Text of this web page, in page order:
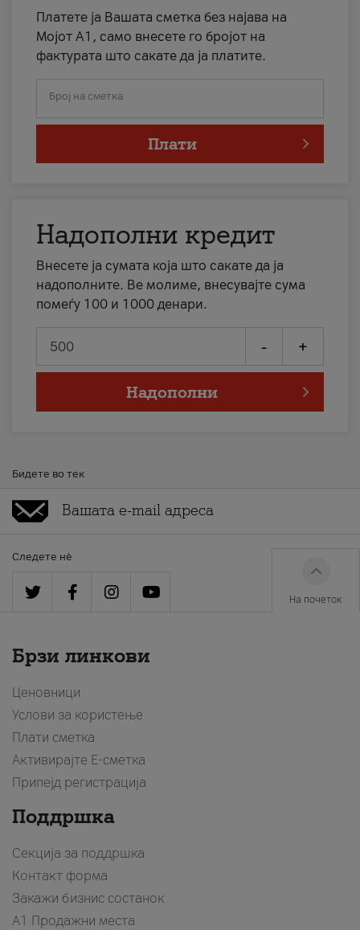
Платете ја Вашата сметка без најава на
Мојот А1, само внесете го бројот на
фактурата што сакате да ја платите.
Број на сметка
Плати
Надополни кредит
Внесете ја сумата која што сакате да ја
надополните. Ве молиме, внесувајте сума
помеѓу 100 и 1000 денари.
- +
Надополни
Бидете во тек
Следете нè
На почеток
Брзи линкови
Ценовници
Услови за користење
Плати сметка
Активирајте Е-сметка
Припејд регистрација
Поддршка
Секција за поддршка
Контакт форма
Закажи бизнис состанок
A1 Продажни места